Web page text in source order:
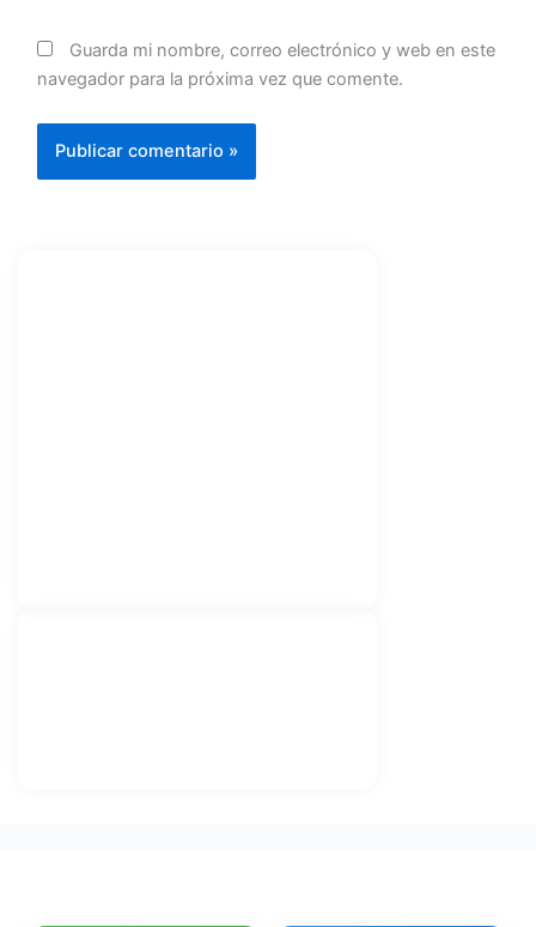
Guarda mi nombre, correo electrónico y web en este
navegador para la próxima vez que comente.